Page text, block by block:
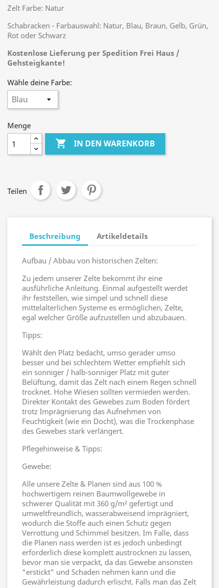
Zelt Farbe: Natur
Schabracken - Farbauswahl: Natur, Blau, Braun, Gelb, Grün,
Rot oder Schwarz
Kostenlose Lieferung per Spedition Frei Haus /
Gehsteigkante!
Wähle deine Farbe:
Menge
 IN DEN WARENKORB
Teilen
Beschreibung Artikeldetails
Aufbau / Abbau von historischen Zelten:
Zu jedem unserer Zelte bekommt ihr eine
ausführliche Anleitung. Einmal aufgestellt werdet
ihr feststellen, wie simpel und schnell diese
mittelalterlichen Systeme es ermöglichen, Zelte,
egal welcher Größe aufzustellen und abzubauen.
Tipps:
Wählt den Platz bedacht, umso gerader umso
besser und bei schlechtem Wetter empfiehlt sich
ein sonniger / halb-sonniger Platz mit guter
Belüftung, damit das Zelt nach einem Regen schnell
trocknet. Hohe Wiesen sollten vermieden werden.
Direkter Kontakt des Gewebes zum Boden fördert
trotz Imprägnierung das Aufnehmen von
Feuchtigkeit (wie ein Docht), was die Trockenphase
des Gewebes stark verlängert.
Pflegehinweise & Tipps:
Gewebe:
Alle unsere Zelte & Planen sind aus 100 %
hochwertigem reinen Baumwollgewebe in
schwerer Qualität mit 360 g/m² gefertigt und
umweltfreundlich, wasserabweisend imprägniert,
wodurch die Stoffe auch einen Schutz gegen
Verrottung und Schimmel besitzen. Im Falle, dass
die Planen nass werden ist es jedoch unbedingt
erforderlich diese komplett austrocknen zu lassen,
bevor man sie verpackt, da das Gewebe ansonsten
"erstickt" und Schaden nehmen kann und die
Gewährleistung dadurch erlischt. Falls man das Zelt